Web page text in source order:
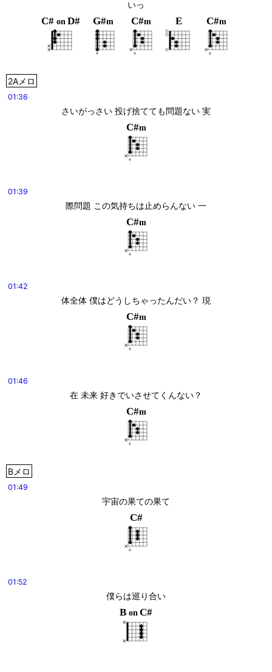
いっ
C# on D# G#m C#m E C#m
2Aメロ
01:36
さいがっさい 投げ捨てても問題ない 実
C#m
01:39
際問題 この気持ちは止めらんない 一
C#m
01:42
体全体 僕はどうしちゃったんだい？ 現
C#m
01:46
在 未来 好きでいさせてくんない？
C#m
Bメロ
01:49
宇宙の果ての果て
C#
01:52
僕らは巡り合い
B on C#